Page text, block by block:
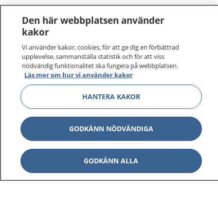
Den här webbplatsen använder
kakor
Vi använder kakor, cookies, för att ge dig en förbättrad
upplevelse, sammanställa statistik och för att viss
nödvändig funktionalitet ska fungera på webbplatsen.
Läs mer om hur vi använder kakor
HANTERA KAKOR
GODKÄNN NÖDVÄNDIGA
GODKÄNN ALLA